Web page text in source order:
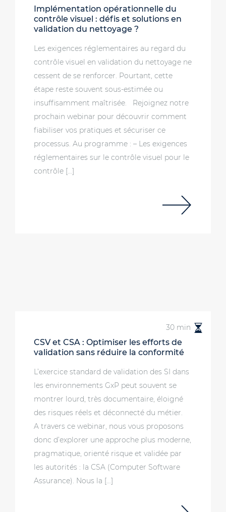
Implémentation opérationnelle du
contrôle visuel : défis et solutions en
validation du nettoyage ?
Les exigences réglementaires au regard du
contrôle visuel en validation du nettoyage ne
cessent de se renforcer. Pourtant, cette
étape reste souvent sous-estimée ou
insuffisamment maîtrisée. Rejoignez notre
prochain webinar pour découvrir comment
fiabiliser vos pratiques et sécuriser ce
processus. Au programme : – Les exigences
réglementaires sur le contrôle visuel pour le
contrôle […]
30 min
CSV et CSA : Optimiser les efforts de
validation sans réduire la conformité
L’exercice standard de validation des SI dans
les environnements GxP peut souvent se
montrer lourd, très documentaire, éloigné
des risques réels et déconnecté du métier.
A travers ce webinar, nous vous proposons
donc d’explorer une approche plus moderne,
pragmatique, orienté risque et validée par
les autorités : la CSA (Computer Software
Assurance). Nous la […]